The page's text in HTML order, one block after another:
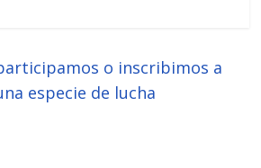
o inscribimos a
especie de lucha